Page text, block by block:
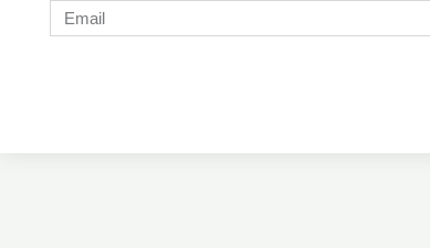
Email